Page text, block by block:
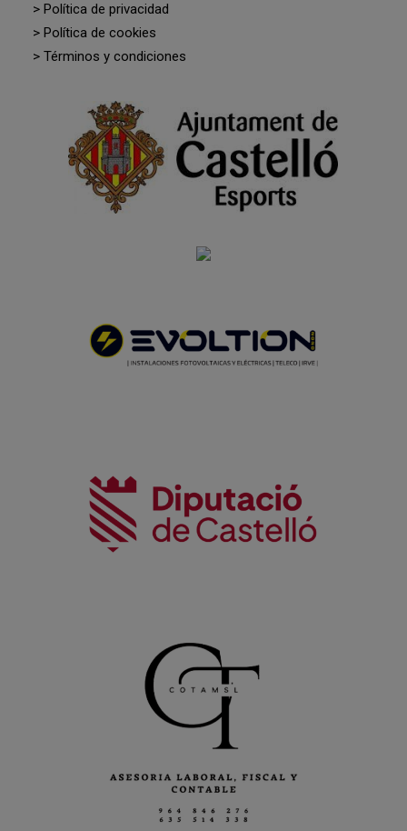
> Política de privacidad
> Política de cookies
> Términos y condiciones